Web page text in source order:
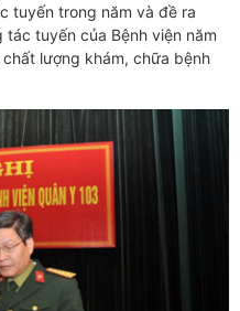
tuyến trong năm và đề ra
tuyến của Bệnh viện năm
lượng khám, chữa bệnh